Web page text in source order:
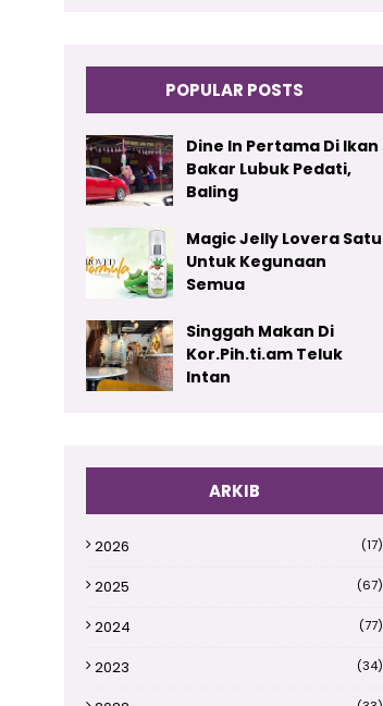
POPULAR POSTS
Dine In Pertama Di Ikan
Bakar Lubuk Pedati,
Baling
Magic Jelly Lovera Satu
Untuk Kegunaan
Semua
Singgah Makan Di
Kor.Pih.ti.am Teluk
Intan
ARKIB
2026 (17)
2025 (67)
2024 (77)
2023 (34)